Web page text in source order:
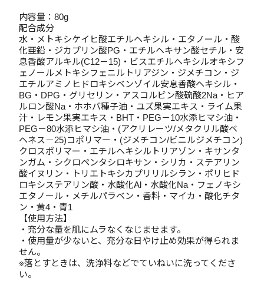
内容量：80g
配合成分
水・メトキシケイヒ酸エチルヘキシル・エタノール・酸
化亜鉛・ジカプリン酸PG・エチルヘキサン酸セチル・安
息香酸アルキル(C12－15)・ビスエチルヘキシルオキシフ
ェノールメトキシフェニルトリアジン・ジメチコン・ジ
エチルアミノヒドロキシベンゾイル安息香酸ヘキシル・
BG・DPG・グリセリン・アスコルビン酸硫酸2Na・ヒア
ルロン酸Na・ホホバ種子油・ユズ果実エキス・ライム果
汁・レモン果実エキス・BHT・PEG－10水添ヒマシ油・
PEG－80水添ヒマシ油・(アクリレーツ/メタクリル酸ベ
ヘネス－25)コポリマー・(ジメチコン/ビニルジメチコン)
クロスポリマー・エチルヘキシルトリアゾン・キサンタ
ンガム・シクロペンタシロキサン・シリカ・ステアリン
酸イヌリン・トリエトキシカプリリルシラン・ポリヒド
ロキシステアリン酸・水酸化Al・水酸化Na・フェノキシ
エタノール・メチルパラベン・香料・マイカ・酸化チタ
ン・黄4・青1
【使用方法】
・充分な量を肌にムラなくなじませます。
・使用量が少ないと、充分な日やけ止め効果が得られま
せん。
※落とすときは、洗浄料などでていねいに洗ってくださ
い。